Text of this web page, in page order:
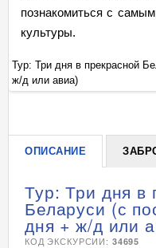
познакомиться с
культуры.
Тур: Три дня в прекрасной
ж/д или авиа)
ОПИСАНИЕ
Тур: Три дня в
Беларуси (с
дня + ж/д или
КОД ЭКСКУРСИИ: 34695